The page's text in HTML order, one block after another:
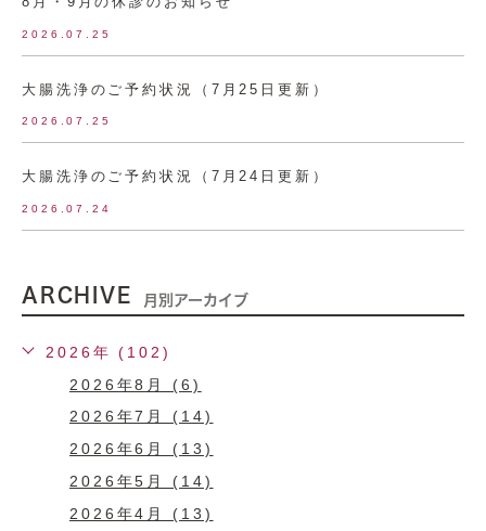
2026.07.25
大腸洗浄のご予約状況（7月25日更新）
2026.07.25
大腸洗浄のご予約状況（7月24日更新）
2026.07.24
ARCHIVE 月別アーカイブ
2026年 (102)
2026年8月 (6)
2026年7月 (14)
2026年6月 (13)
2026年5月 (14)
2026年4月 (13)